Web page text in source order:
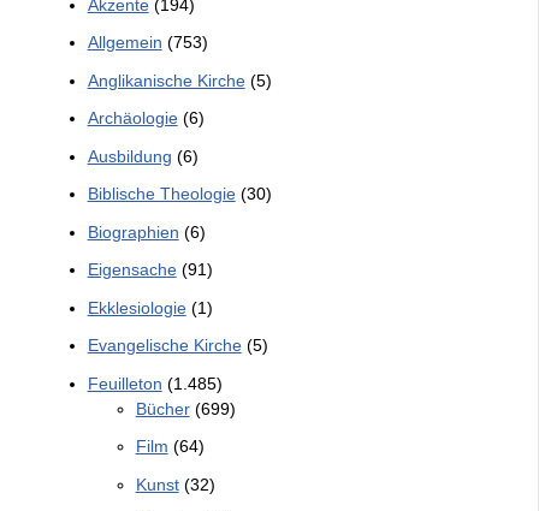
Akzente(194)
Allgemein (753)
Anglikanische Kirche(5)
Archäologie(6)
Ausbildung (6)
Biblische Theologie(30)
Biographien (6)
Eigensache(91)
Ekklesiologie(1)
Evangelische Kirche(5)
Feuilleton (1.485)
Bücher(699)
Film (64)
Kunst(32)